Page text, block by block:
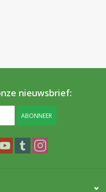
nieuwsbrief:
ABONNEER